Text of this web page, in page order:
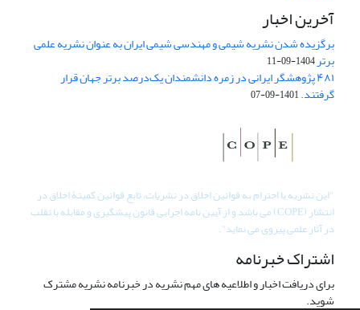
آخرین اخبار
برگزیده شدن نشریه شیمی و مهندسی شیمی ایران به عنوان نشریه علمی
برتر1404-09-11
۴۸۱ پژوهشگر ایرانی در زمره دانشمندان یک‌درصد برتر جهان قرار
گرفتند.1401-09-07
"این نشریه با احترام به قوانین اخلاق در نشریات، تابع قوانین کمیتۀ اخلاق در
انتشار (COPE) می باشد و از آیین نامه اجرایی قانون پیشگیری و مقابله با تقلب
در آثار علمی پیروی می نماید".
اشتراک خبرنامه
برای دریافت اخبار و اطلاعیه های مهم نشریه در خبرنامه نشریه مشترک
شوید.